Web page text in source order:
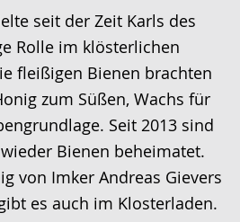
seit der Zeit Karls des
Rolle im klösterlichen
fleißigen Bienen brachten
zum Süßen, Wachs für
Seit 2013 sind
Bienen beheimatet.
von Imker Andreas Gievers
es auch im Klosterladen.